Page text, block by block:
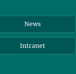
News
Intranet